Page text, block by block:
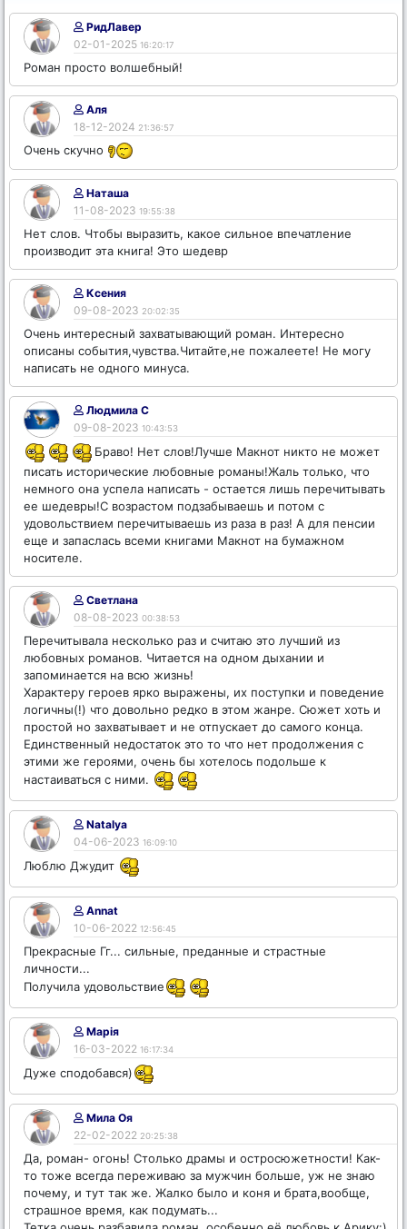
РидЛавер
02-01-2025 16:20:17
Роман просто волшебный!
Аля
18-12-2024 21:36:57
Очень скучно
Наташа
11-08-2023 19:55:38
Нет слов. Чтобы выразить, какое сильное впечатление
производит эта книга! Это шедевр
Ксения
09-08-2023 20:02:35
Очень интересный захватывающий роман. Интересно
описаны события,чувства.Читайте,не пожалеете! Не могу
написать не одного минуса.
Людмила С
09-08-2023 10:43:53
Браво! Нет слов!Лучше Макнот никто не может
писать исторические любовные романы!Жаль только, что
немного она успела написать - остается лишь перечитывать
ее шедевры!С возрастом подзабываешь и потом с
удовольствием перечитываешь из раза в раз! А для пенсии
еще и запаслась всеми книгами Макнот на бумажном
носителе.
Светлана
08-08-2023 00:38:53
Перечитывала несколько раз и считаю это лучший из
любовных романов. Читается на одном дыхании и
запоминается на всю жизнь!
Характеру героев ярко выражены, их поступки и поведение
логичны(!) что довольно редко в этом жанре. Сюжет хоть и
простой но захватывает и не отпускает до самого конца.
Единственный недостаток это то что нет продолжения с
этими же героями, очень бы хотелось подольше к
настаиваться с ними.
Natalya
04-06-2023 16:09:10
Люблю Джудит
Annat
10-06-2022 12:56:45
Прекрасные Гг... сильные, преданные и страстные
личности...
Получила удовольствие
Марія
16-03-2022 16:17:34
Дуже сподобався)
Мила Оя
22-02-2022 20:25:38
Да, роман- огонь! Столько драмы и остросюжетности! Как-
то тоже всегда переживаю за мужчин больше, уж не знаю
почему, и тут так же. Жалко было и коня и брата,вообще,
страшное время, как подумать...